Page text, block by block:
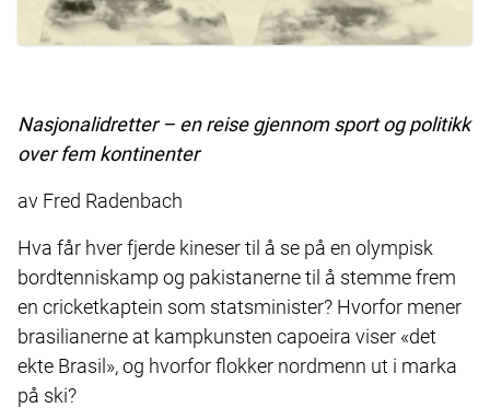
Nasjonalidretter – en reise gjennom sport og politikk
over fem kontinenter
av Fred Radenbach
Hva får hver fjerde kineser til å se på en olympisk
bordtenniskamp og pakistanerne til å stemme frem
en cricketkaptein som statsminister? Hvorfor mener
brasilianerne at kampkunsten capoeira viser «det
ekte Brasil», og hvorfor flokker nordmenn ut i marka
på ski?